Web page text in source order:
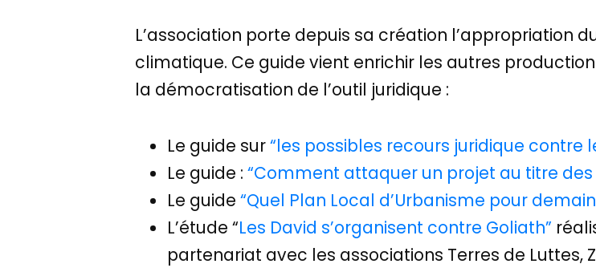
L’association porte depuis sa création l’appropriation
climatique. Ce guide vient enrichir les autres
la démocratisation de l’outil juridique :
Le guide sur“les possibles recours juridique contre
Le guide :“Comment attaquer un projet au titre des
Le guide“Quel Plan Local d’Urbanisme pour demain
L’étude “Les David s’organisent contre Goliath”
partenariat avec les associations Terres de Luttes,